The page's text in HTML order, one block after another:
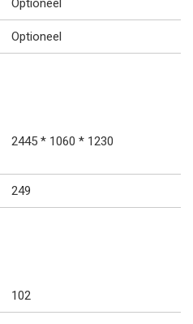
Optioneel
Optioneel
2445 * 1060 * 1230
249
102